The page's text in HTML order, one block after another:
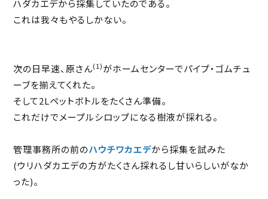
ハダカエデから採集していたのである。
これは我々もやるしかない。
次の日早速、原さん(1)がホームセンターでパイプ・ゴムチュ
ーブを揃えてくれた。
そして2Lペットボトルをたくさん準備。
これだけでメープルシロップになる樹液が採れる。
管理事務所の前のハウチワカエデから採集を試みた
(ウリハダカエデの方がたくさん採れるし甘いらしいがなか
った)。